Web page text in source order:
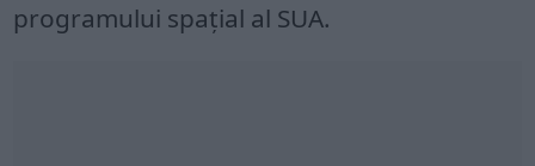
programului spaţial al SUA.